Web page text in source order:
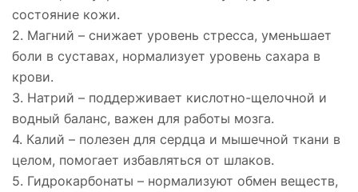
состояние кожи.
2. Магний – снижает уровень стресса, уменьшает
боли в суставах, нормализует уровень сахара в
крови.
3. Натрий – поддерживает кислотно-щелочной и
водный баланс, важен для работы мозга.
4. Калий – полезен для сердца и мышечной ткани в
целом, помогает избавляться от шлаков.
5. Гидрокарбонаты – нормализуют обмен веществ,